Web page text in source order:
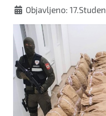
Objavljeno: